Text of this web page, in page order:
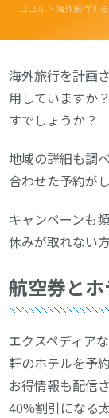
ココル >海外旅行す
海外旅行を計画
用していますか
すでしょうか？
地域の詳細も調
合わせた予約が
キャンペーンも
休みが取れない
航空券と
エクスペディア
軒のホテルを予
お得情報も配信
40%割引になる